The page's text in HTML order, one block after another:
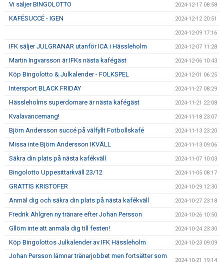
Vi säljer BINGOLOTTO 2024-12-17 08:58
KAFÉSUCCÉ - IGEN 2024-12-12 20:51
2024-12-09 17:16
IFK säljer JULGRANAR utanför ICA i Hässleholm 2024-12-07 11:28
Martin Ingvarsson är IFKs nästa kafégäst 2024-12-06 10:43
Köp Bingolotto & Julkalender - FOLKSPEL 2024-12-01 06:25
Intersport BLACK FRIDAY 2024-11-27 08:29
Hässleholms superdomare är nästa kafégäst 2024-11-21 22:08
Kvalavancemang! 2024-11-18 23:07
Björn Andersson succé på välfyllt Fotbollskafé 2024-11-13 23:20
Missa inte Björn Andersson IKVÄLL 2024-11-13 09:06
Säkra din plats på nästa kafékväll 2024-11-07 10:03
Bingolotto Uppesittarkväll 23/12 2024-11-05 08:17
GRATTIS KRISTOFER 2024-10-29 12:30
Anmäl dig och säkra din plats på nästa kafékväll 2024-10-27 23:18
Fredrik Ahlgren ny tränare efter Johan Persson 2024-10-26 10:50
Gllöm inte att anmäla dig till festen! 2024-10-24 23:30
Köp Bingolottos Julkalender av IFK Hässleholm 2024-10-23 09:09
Johan Persson lämnar tränarjobbet men fortsätter som
2024-10-21 19:14